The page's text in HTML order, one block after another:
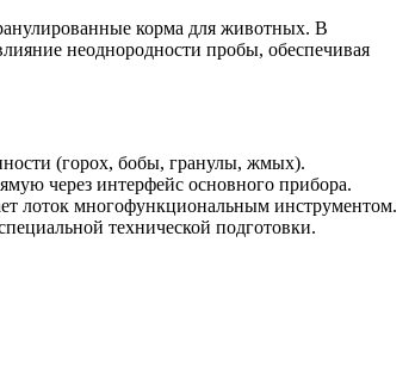
корма для животных. В
неоднородности пробы, обеспечивая
(горох, бобы, гранулы, жмых).
через интерфейс основного прибора.
лоток многофункциональным инструментом.
технической подготовки.